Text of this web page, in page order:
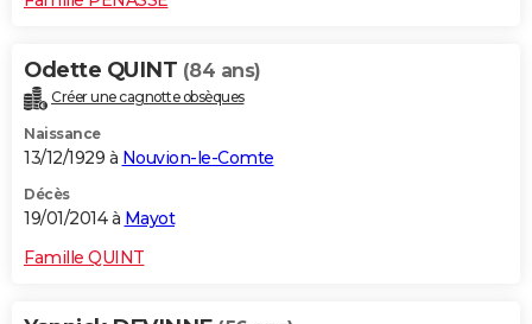
Odette QUINT (84 ans)
Créer une cagnotte obsèques
Naissance
13/12/1929 à Nouvion-le-Comte
Décès
19/01/2014 à Mayot
Famille QUINT